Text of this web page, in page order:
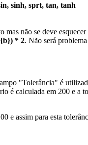
sinh, sprt, tan, tanh
mas não se deve
* 2. Não será
"Tolerância" é
é calculada em 200 e a
assim para esta